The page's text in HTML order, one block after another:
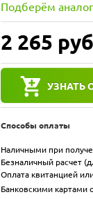
2 265
УЗНАТЬ
Подберём аналог
Способы оплаты
Наличными при
Безналичный расчет
Оплата квитанцией
Банковскими картами